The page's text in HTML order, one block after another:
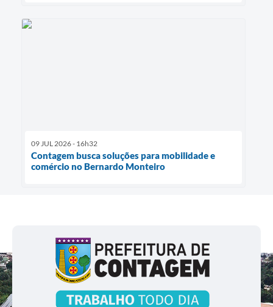
09 JUL 2026 - 16h32
Contagem busca soluções para mobilidade e
comércio no Bernardo Monteiro